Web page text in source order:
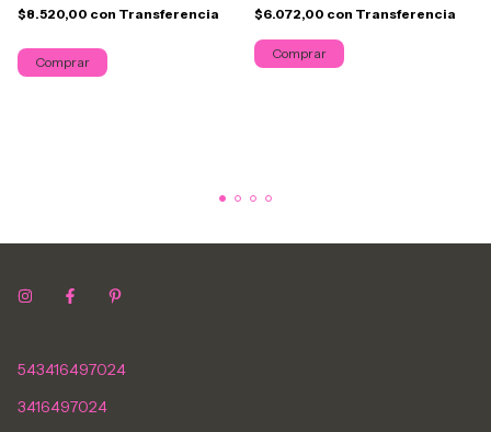
$8.520,00 con Transferencia
Comprar
$6.072,00 con Transferencia
543416497024
3416497024